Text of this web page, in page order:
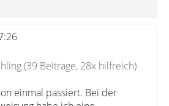
(39 Beiträge, 28x hilfreich)
einmal passiert. Bei der